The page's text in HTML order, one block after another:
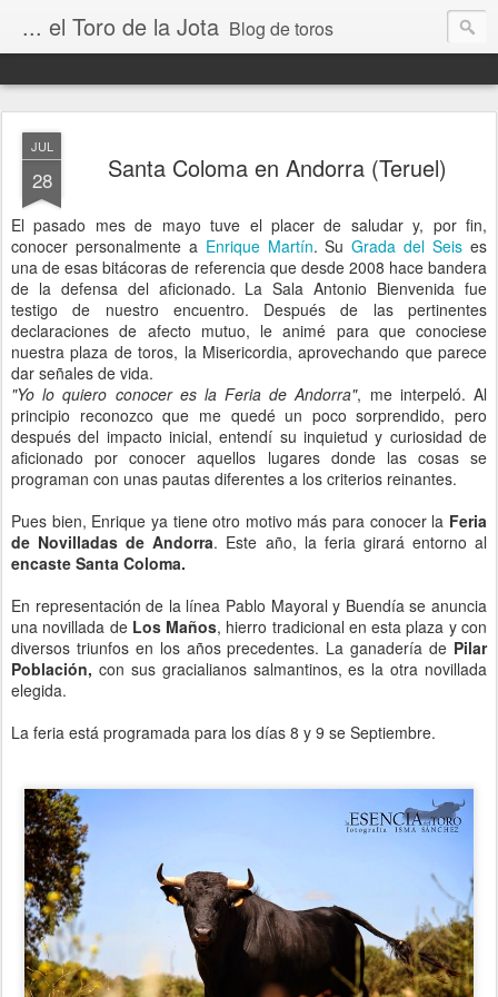
... el Toro de la Jota Blog de toros
JUL
28 Santa Coloma en Andorra (Teruel)
El pasado mes de mayo tuve el placer de saludar y, por fin,
conocer personalmente a Enrique Martín. SuGrada del Seis es
una de esas bitácoras de referencia que desde 2008 hace bandera
de la defensa del aficionado. La Sala Antonio Bienvenida fue
testigo de nuestro encuentro. Después de las pertinentes
declaraciones de afecto mutuo, le animé para que conociese
nuestra plaza de toros, la Misericordia, aprovechando que parece
dar señales de vida.
"Yo lo quiero conocer es la Feria de Andorra", me interpeló. Al
principio reconozco que me quedé un poco sorprendido, pero
después del impacto inicial, entendí su inquietud y curiosidad de
aficionado por conocer aquellos lugares donde las cosas se
programan con unas pautas diferentes a los criterios reinantes.
Pues bien, Enrique ya tiene otro motivo más para conocer la Feria
de Novilladas de Andorra. Este año, la feria girará entorno al
encaste Santa Coloma.
En representación de la línea Pablo Mayoral y Buendía se anuncia
una novillada de Los Maños, hierro tradicional en esta plaza y con
diversos triunfos en los años precedentes. La ganadería de Pilar
Población, con sus gracialianos salmantinos, es la otra novillada
elegida.
La feria está programada para los días 8 y 9 se Septiembre.